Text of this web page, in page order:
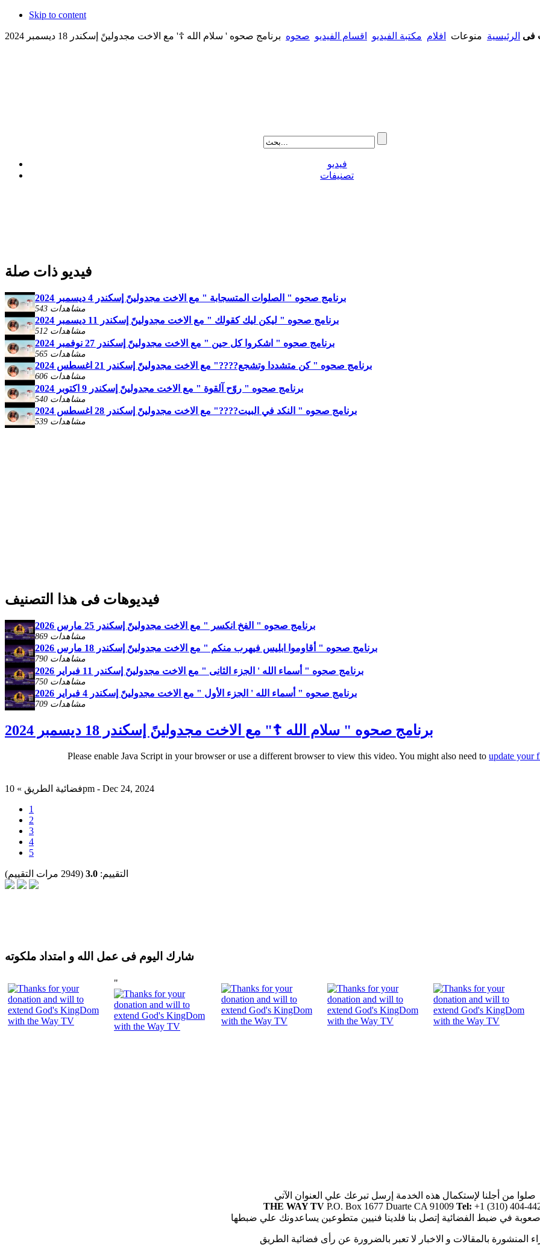
Skip to content
فى الرئيسية منوعات افلام مكتبة الفيديو اقسام الفيديو صحوه برنامج صحوه ' سلام الله ☦️' مع الاخت مجدولينً إسكندر 18 ديسمبر 2024
فيديو
تصنيفات
فيديو ذات صلة
برنامج صحوه " الصلوات المتسجابة " مع الاخت مجدولينً إسكندر 4 ديسمبر 2024
543 مشاهدات
برنامج صحوه " ليكن ليك كقولك " مع الاخت مجدولينً إسكندر 11 ديسمبر 2024
512 مشاهدات
برنامج صحوه " اشكروا كل حين " مع الاخت مجدولينً إسكندر 27 نوفمبر 2024
565 مشاهدات
برنامج صحوه " كن متشددا وتشجع????" مع الاخت مجدولينً إسكندر 21 اغسطس 2024
606 مشاهدات
برنامج صحوه " روّح آلقوة " مع الاخت مجدولينً إسكندر 9 اكتوبر 2024
540 مشاهدات
برنامج صحوه " النكد في البيت????" مع الاخت مجدولينً إسكندر 28 اغسطس 2024
539 مشاهدات
فيديوهات فى هذا التصنيف
برنامج صحوه " الفخ انكسر " مع الاخت مجدولينً إسكندر 25 مارس 2026
869 مشاهدات
برنامج صحوه " أقاوموا ابليس فيهرب منكم " مع الاخت مجدولينً إسكندر 18 مارس 2026
790 مشاهدات
برنامج صحوه " أسماء الله ' الجزء الثانى " مع الاخت مجدولينً إسكندر 11 فبراير 2026
750 مشاهدات
برنامج صحوه " أسماء الله ' الجزء الأول " مع الاخت مجدولينً إسكندر 4 فبراير 2026
709 مشاهدات
برنامج صحوه " سلام الله ☦️" مع الاخت مجدولينً إسكندر 18 ديسمبر 2024
Please enable Java Script in your browser or use a different browser to view this video. You might also need toupdate your
فضائية الطريق » 10pm - Dec 24, 2024
1
2
3
4
5
التقييم: 3.0 (2949 مرات التقييم)
شارك اليوم فى عمل الله و امتداد ملكوته
"
صلوا من أجلنا لإستكمال هذه الخدمة إرسل تبرعك علي العنوان الآتي
THE WAY TV P.O. Box 1677 Duarte CA 91009 Tel: +1 (310) 404-
في ضبط الفضائية إتصل بنا فلدينا فنيين متطوعين يساعدونك علي ضبطها
المنشورة بالمقالات و الاخبار لا تعبر بالضرورة عن رأى فضائية الطريق